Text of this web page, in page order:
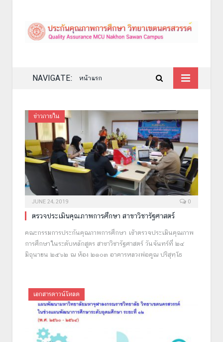
NAVIGATE: หน้าแรก
ข่าวภายใน
JUNE 24, 2019 0
ตรวจประเมินคุณภาพการศึกษา สาขาวิชารัฐศาสตร์
คณะกรรมการประกันคุณภาพการศึกษา เข้าตรวจประเมินคุณภาพ
การศึกษาในระดับหลักสูตร สาขาวิชารัฐศาสตร์ วันจันทร์ที่ ๒๔
มิถุนายน ๒๕๖๒ ณ ห้อง ๒๑๐๓ อาคารหลวงพ่อคูณ ปริสุทฺโธ
เอกสารดาวน์โหลด